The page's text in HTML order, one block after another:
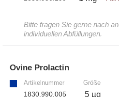
– CD-Antikörper
– Polyclonale Antikörper
Bitte fragen Sie gerne nach
individuellen Abfüllungen.
Ovine Prolactin
Artikelnummer Größe
1830.990.005 5 µg